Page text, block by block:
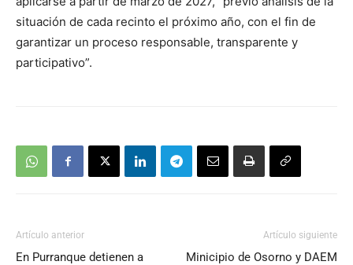
situación de cada recinto el próximo año, con el fin de
garantizar un proceso responsable, transparente y
participativo”.
Artículo anterior
En Purranque detienen a
Artículo siguiente
Minicipio de Osorno y DAEM